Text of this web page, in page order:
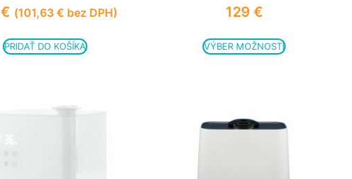
€ (101,63 € bez DPH)
PRIDAŤ DO KOŠÍKA
129 €
VÝBER MOŽNOSTÍ